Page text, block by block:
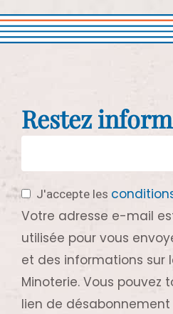
Restez
J'accepte les
Votre adresse e-mail
utilisée pour vous
et des informations sur
Minoterie. Vous pouvez
lien de